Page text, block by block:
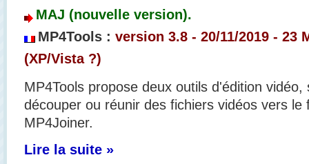
MAJ (nouvelle version).
MP4Tools : version 3.8 - 20/11/2019 - 23
(XP/Vista ?)
MP4Tools propose deux outils d'édition
découper ou réunir des fichiers vidéos vers
MP4Joiner.
Lire la suite »